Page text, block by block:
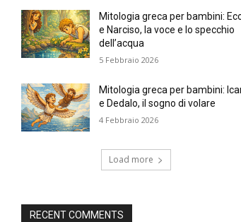
Mitologia greca per bambini:
e Narciso, la voce e lo specchio
dell’acqua
5 Febbraio 2026
Mitologia greca per bambini:
e Dedalo, il sogno di volare
4 Febbraio 2026
Load more
RECENT COMMENTS